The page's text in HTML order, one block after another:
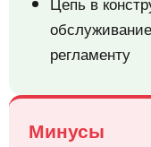
регламенту
Минусы